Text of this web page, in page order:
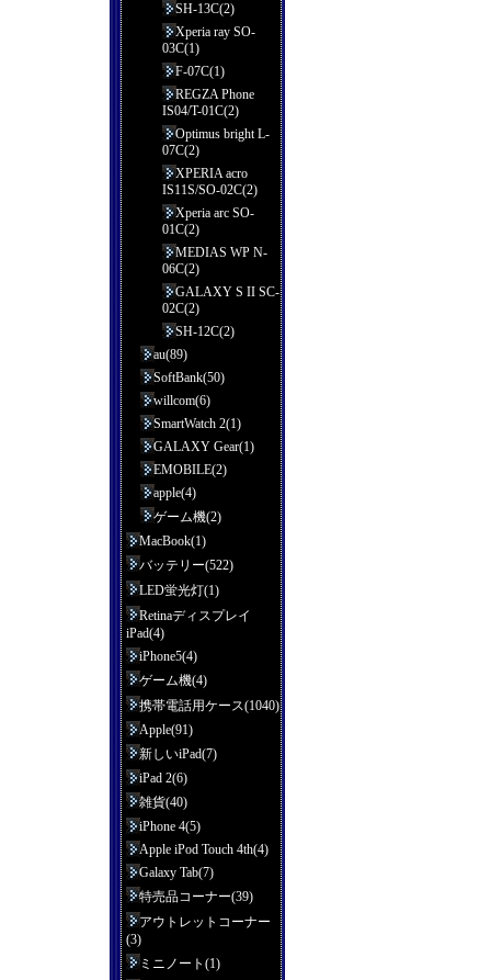
SH-13C(2)
Xperia ray SO-
03C(1)
F-07C(1)
REGZA Phone
IS04/T-01C(2)
Optimus bright L-
07C(2)
XPERIA acro
IS11S/SO-02C(2)
Xperia arc SO-
01C(2)
MEDIAS WP N-
06C(2)
GALAXY S II SC-
02C(2)
SH-12C(2)
au(89)
SoftBank(50)
willcom(6)
SmartWatch 2(1)
GALAXY Gear(1)
EMOBILE(2)
apple(4)
ゲーム機(2)
MacBook(1)
バッテリー(522)
LED蛍光灯(1)
Retinaディスプレイ
iPad(4)
iPhone5(4)
ゲーム機(4)
携帯電話用ケース(1040)
Apple(91)
新しいiPad(7)
iPad 2(6)
雑貨(40)
iPhone 4(5)
Apple iPod Touch 4th(4)
Galaxy Tab(7)
特売品コーナー(39)
アウトレットコーナー
(3)
ミニノート(1)